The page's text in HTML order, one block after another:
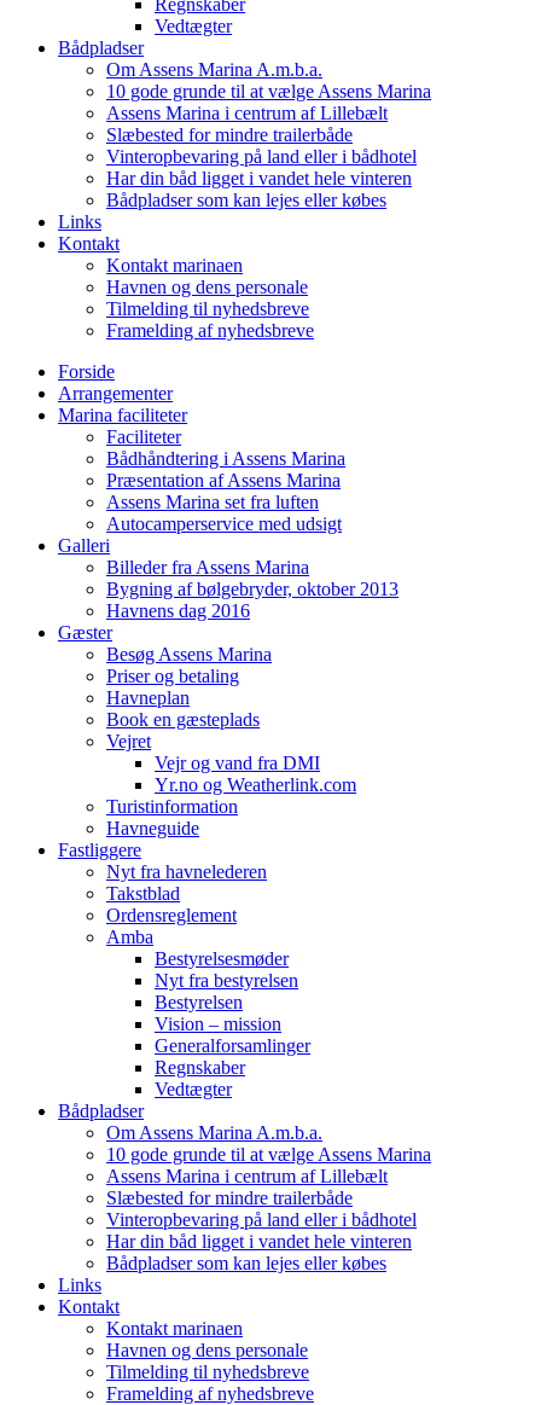
Vedtægter
Bådpladser
Om Assens Marina A.m.b.a.
10 gode grunde til at vælge Assens Marina
Assens Marina i centrum af Lillebælt
Slæbested for mindre trailerbåde
Vinteropbevaring på land eller i bådhotel
Har din båd ligget i vandet hele vinteren
Bådpladser som kan lejes eller købes
Links
Kontakt
Kontakt marinaen
Havnen og dens personale
Tilmelding til nyhedsbreve
Framelding af nyhedsbreve
Forside
Arrangementer
Marina faciliteter
Faciliteter
Bådhåndtering i Assens Marina
Præsentation af Assens Marina
Assens Marina set fra luften
Autocamperservice med udsigt
Galleri
Billeder fra Assens Marina
Bygning af bølgebryder, oktober 2013
Havnens dag 2016
Gæster
Besøg Assens Marina
Priser og betaling
Havneplan
Book en gæsteplads
Vejret
Vejr og vand fra DMI
Yr.no og Weatherlink.com
Turistinformation
Havneguide
Fastliggere
Nyt fra havnelederen
Takstblad
Ordensreglement
Amba
Bestyrelsesmøder
Nyt fra bestyrelsen
Bestyrelsen
Vision – mission
Generalforsamlinger
Regnskaber
Vedtægter
Bådpladser
Om Assens Marina A.m.b.a.
10 gode grunde til at vælge Assens Marina
Assens Marina i centrum af Lillebælt
Slæbested for mindre trailerbåde
Vinteropbevaring på land eller i bådhotel
Har din båd ligget i vandet hele vinteren
Bådpladser som kan lejes eller købes
Links
Kontakt
Kontakt marinaen
Havnen og dens personale
Tilmelding til nyhedsbreve
Framelding af nyhedsbreve